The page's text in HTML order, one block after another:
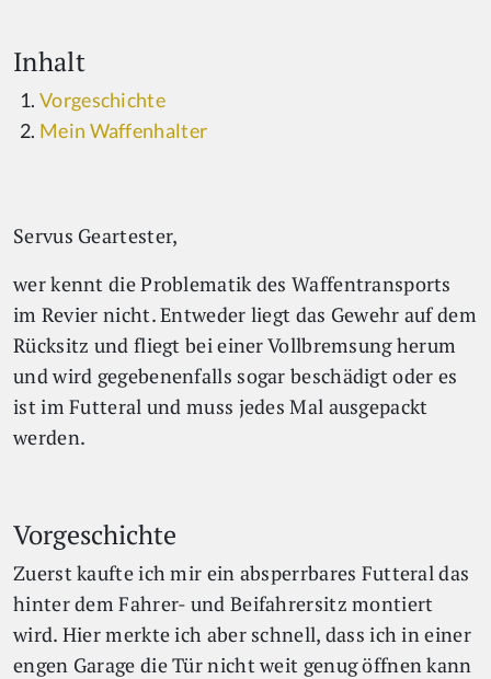
Inhalt
Vorgeschichte
Mein Waffenhalter
Servus Geartester,
wer kennt die Problematik des Waffentransports
im Revier nicht. Entweder liegt das Gewehr auf dem
Rücksitz und fliegt bei einer Vollbremsung herum
und wird gegebenenfalls sogar beschädigt oder es
ist im Futteral und muss jedes Mal ausgepackt
werden.
Vorgeschichte
Zuerst kaufte ich mir ein absperrbares Futteral das
hinter dem Fahrer- und Beifahrersitz montiert
wird. Hier merkte ich aber schnell, dass ich in einer
engen Garage die Tür nicht weit genug öffnen kann